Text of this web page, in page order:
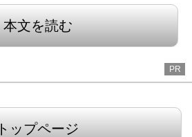
本文を読む
PR
トップページ